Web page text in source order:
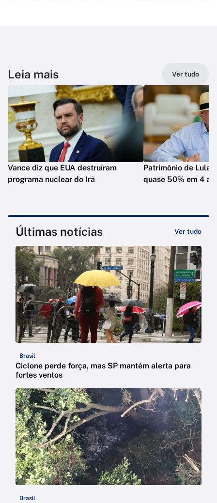
Leia mais Ver tudo
Vance diz que EUA destruíram
programa nuclear do Irã
Patrimônio de Lula
quase 50% em 4
Últimas notícias Ver tudo
Brasil
Ciclone perde força, mas SP mantém alerta para
fortes ventos
Brasil